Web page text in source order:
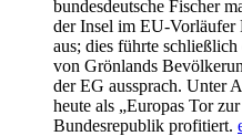
bundesdeutsche Fischer
der Insel im EU-Vorläufer
aus; dies führte
von Grönlands
der EG aussprach. Unter
heute als „Europas Tor
Bundesrepublik profitiert.